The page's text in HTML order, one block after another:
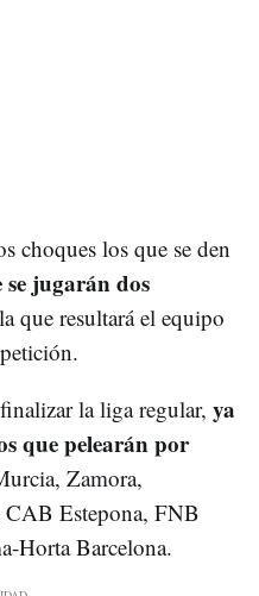
choques los que se den
jugarán dos
que resultará el equipo
la liga regular, ya
que pelearán por
Zamora,
CAB Estepona, FNB
Horta Barcelona.